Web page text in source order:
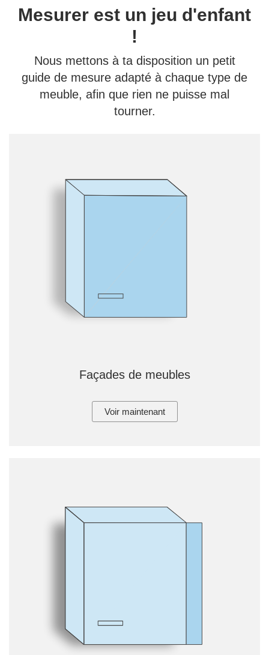
Mesurer est un jeu d'enfant
!
Nous mettons à ta disposition un petit
guide de mesure adapté à chaque type de
meuble, afin que rien ne puisse mal
tourner.
Façades de meubles
Voir maintenant